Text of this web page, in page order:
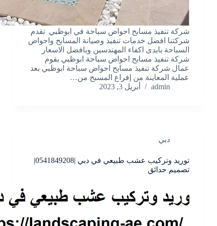
شركة تنفيذ مسابح احواض سباحة في ابوظبي تقدم
شركتنا افضل خدمات تنفيذ وصيانة المسابح واحواض
السباحة بايدى اكفاء المهندسين وبافضل الاسعار
شركة تنفيذ مسابح احواض سباحة ابوظبي يقوم
عمال شركة تنفيذ مسابح احواض سباحة ابوظبي بعد
عملية المعاينة من إفراغ المسبح من…
admin
أبريل 3, 2023
دبي
توريد وتركيب عشب طبيعي في دبي |0541849208|
تصميم حدائق